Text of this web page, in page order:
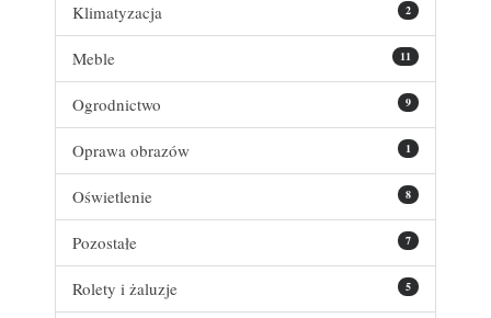
2
Klimatyzacja
11
Meble
9
Ogrodnictwo
1
Oprawa obrazów
8
Oświetlenie
7
Pozostałe
5
Rolety i żaluzje